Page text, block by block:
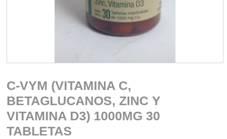
C-VYM (VITAMINA C,
BETAGLUCANOS, ZINC Y
VITAMINA D3) 1000MG 30
TABLETAS